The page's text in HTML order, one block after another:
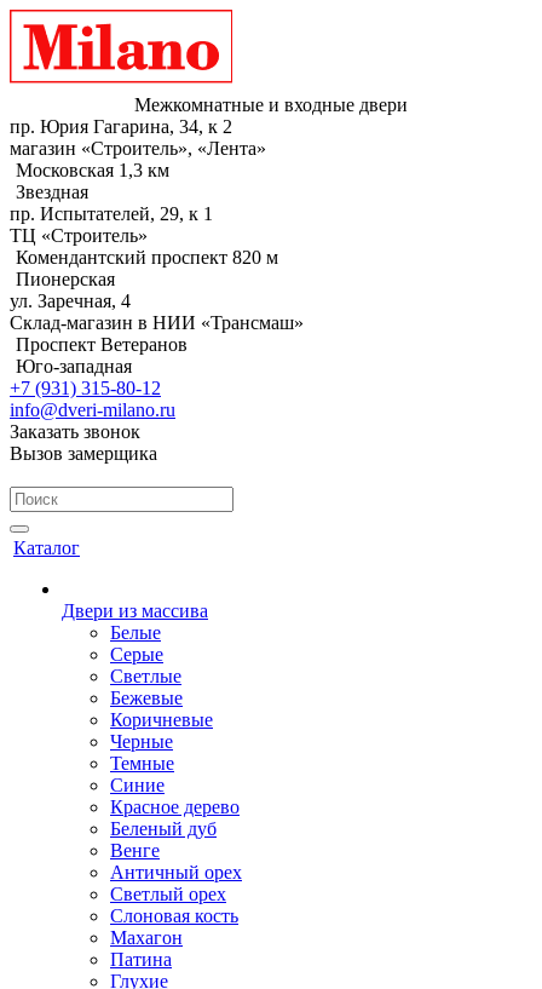
Межкомнатные и входные двери
пр. Юрия Гагарина, 34, к 2
магазин «Строитель», «Лента»
Московская 1,3 км
Звездная
пр. Испытателей, 29, к 1
ТЦ «Строитель»
Комендантский проспект 820 м
Пионерская
ул. Заречная, 4
Склад-магазин в НИИ «Трансмаш»
Проспект Ветеранов
Юго-западная
+7 (931) 315-80-12
info@dveri-milano.ru
Заказать звонок
Вызов замерщика
Каталог
Двери из массива
Белые
Серые
Светлые
Бежевые
Коричневые
Черные
Темные
Синие
Красное дерево
Беленый дуб
Венге
Античный орех
Светлый орех
Слоновая кость
Махагон
Патина
Глухие